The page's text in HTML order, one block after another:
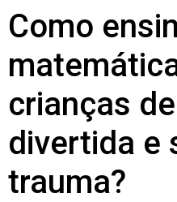
Como
crianças
divertida e
trauma?